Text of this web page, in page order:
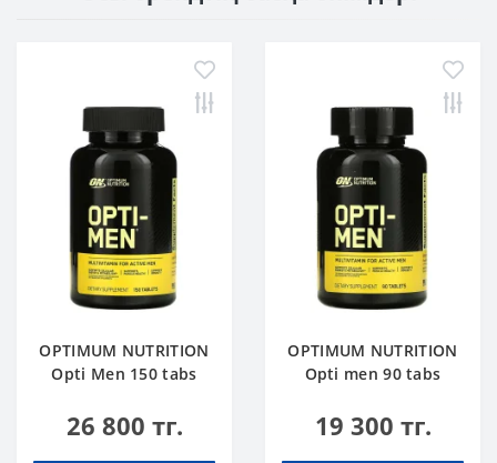
OPTIMUM NUTRITION
Opti Men 150 tabs
26 800 тг.
OPTIMUM NUTRITION
Opti men 90 tabs
19 300 тг.